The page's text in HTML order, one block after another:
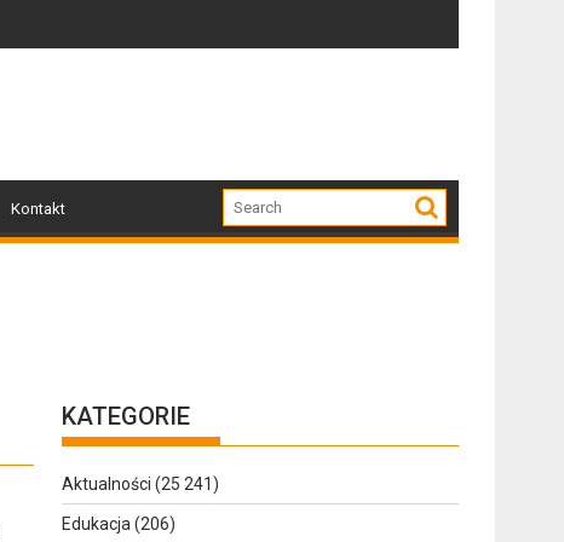
Kontakt
KATEGORIE
Aktualności (25 241)
Edukacja (206)